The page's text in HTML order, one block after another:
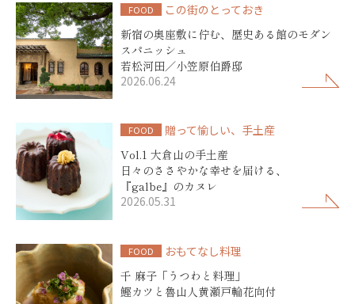
FOOD
この街のとっておき
新宿の奥座敷に佇む、歴史ある館のモダン
スパニッシュ
若松河田／小笠原伯爵邸
2026.06.24
FOOD
贈って愉しい、手土産
Vol.1 大倉山の手土産
日々のささやかな幸せを届ける、
『galbe』のカヌレ
2026.05.31
FOOD
おもてなし料理
千 麻子「うつわと料理」
鰹カツと魯山人黄瀬戸輪花向付